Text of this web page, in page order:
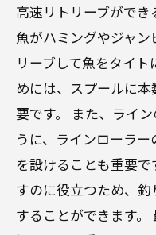
高速リトリーブができ
魚がハミングやジャ
リーブして魚をタイ
めには、スプールに
要です。 また、ライ
うに、ラインローラ
を設けることも重要
すのに役立つため、
することができます